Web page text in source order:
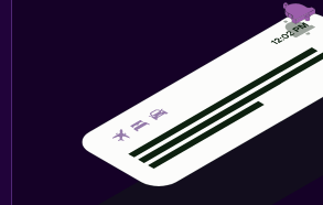
Salud y seguridad
Limpieza diaria
Seguridad las 24 horas